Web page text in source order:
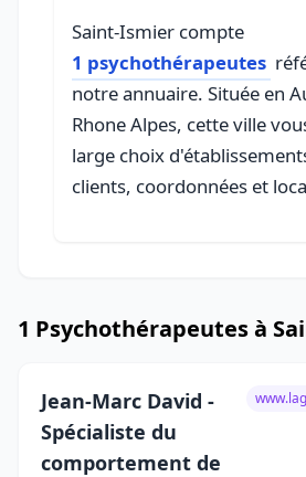
Saint-Ismier compte
1 psychothérapeutes
notre annuaire. Située en
Rhone Alpes, cette ville
large choix
clients, coordonnées et
1 Psychothérapeutes à
Jean-Marc David -
Spécialiste du
comportement de